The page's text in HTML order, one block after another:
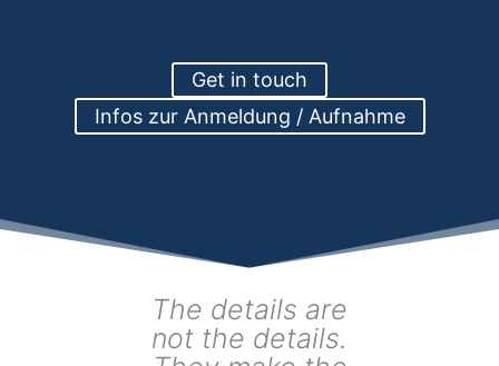
Get in touch
Infos zur Anmeldung / Aufnahme
The details are
not the details.